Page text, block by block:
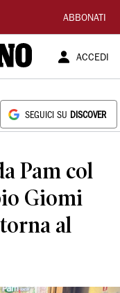
ABBONATI
ACCEDI
SEGUICI SU DISCOVER
Pam col
Giomi
al